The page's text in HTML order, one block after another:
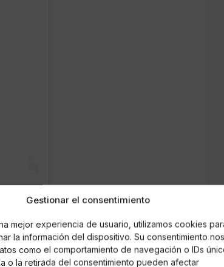
Gestionar el consentimiento
mejor experiencia de usuario, utilizamos cookies
la información del dispositivo. Su consentimiento nos
como el comportamiento de navegación o IDs
o la retirada del consentimiento pueden afectar